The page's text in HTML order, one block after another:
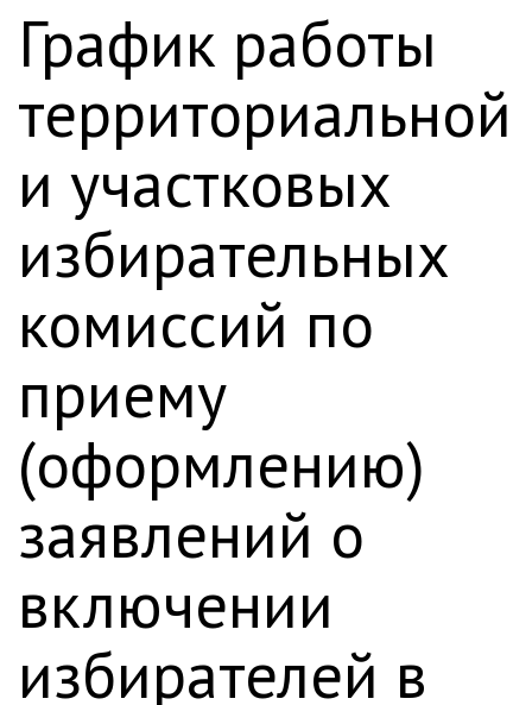
График работы
территориальной
и участковых
избирательных
комиссий по
приему
(оформлению)
заявлений о
включении
избирателей в